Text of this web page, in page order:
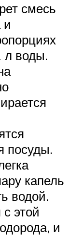
смесь
и
л воды.
посуды.
капель
водой.
этой
и